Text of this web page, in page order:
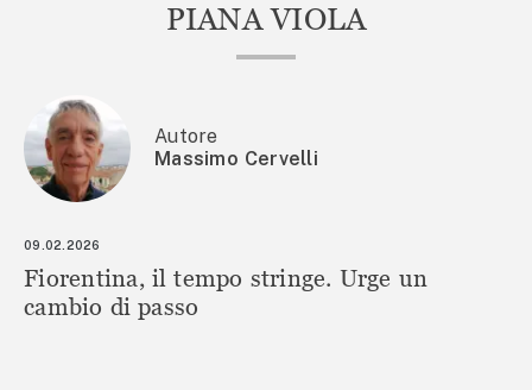
PIANA VIOLA
Autore
Massimo Cervelli
09.02.2026
Fiorentina, il tempo stringe. Urge un
cambio di passo